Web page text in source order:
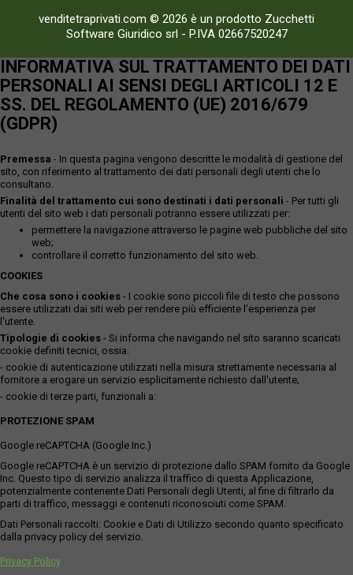
venditetraprivati.com © 2026 è un prodotto Zucchetti
Software Giuridico srl - P.IVA 02667520247
INFORMATIVA SUL TRATTAMENTO DEI DATI
PERSONALI AI SENSI DEGLI ARTICOLI 12 E
SS. DEL REGOLAMENTO (UE) 2016/679
(GDPR)
Premessa - In questa pagina vengono descritte le modalità di gestione del
sito, con riferimento al trattamento dei dati personali degli utenti che lo
consultano.
Finalità del trattamento cui sono destinati i dati personali - Per tutti gli
utenti del sito web i dati personali potranno essere utilizzati per:
permettere la navigazione attraverso le pagine web pubbliche del sito
web;
controllare il corretto funzionamento del sito web.
COOKIES
Che cosa sono i cookies - I cookie sono piccoli file di testo che possono
essere utilizzati dai siti web per rendere più efficiente l'esperienza per
l'utente.
Tipologie di cookies - Si informa che navigando nel sito saranno scaricati
cookie definiti tecnici, ossia:
- cookie di autenticazione utilizzati nella misura strettamente necessaria al
fornitore a erogare un servizio esplicitamente richiesto dall'utente;
- cookie di terze parti, funzionali a:
PROTEZIONE SPAM
Google reCAPTCHA (Google Inc.)
Google reCAPTCHA è un servizio di protezione dallo SPAM fornito da Google
Inc. Questo tipo di servizio analizza il traffico di questa Applicazione,
potenzialmente contenente Dati Personali degli Utenti, al fine di filtrarlo da
parti di traffico, messaggi e contenuti riconosciuti come SPAM.
Dati Personali raccolti: Cookie e Dati di Utilizzo secondo quanto specificato
dalla privacy policy del servizio.
Privacy Policy